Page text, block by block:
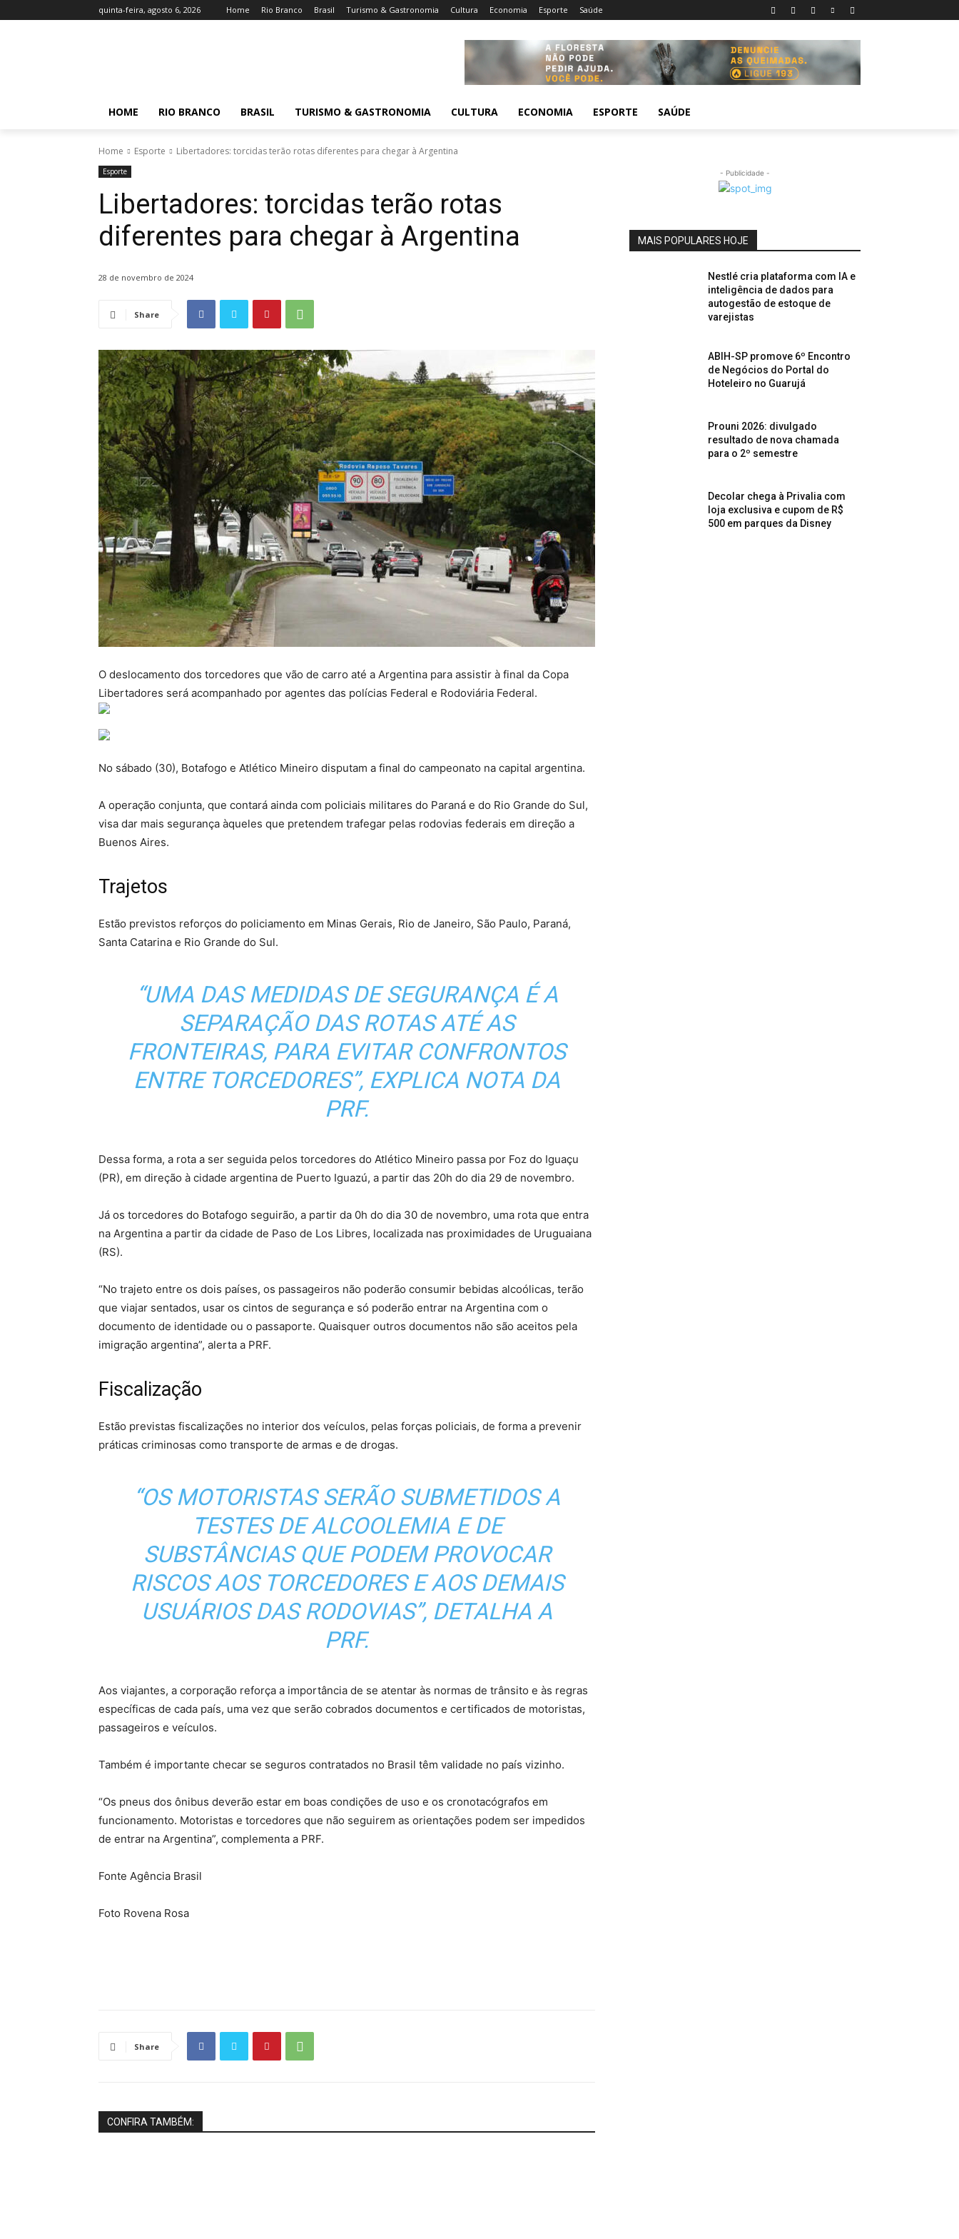
quinta-feira, agosto 6, 2026 Home Rio Branco Brasil Turismo & Gastronomia Cultura Economia Esporte Saúde
HOME RIO BRANCO BRASIL TURISMO & GASTRONOMIA CULTURA ECONOMIA ESPORTE SAÚDE
Home Esporte Libertadores: torcidas terão rotas diferentes para chegar à Argentina
Esporte
Libertadores: torcidas terão rotas
diferentes para chegar à Argentina
28 de novembro de 2024
Share
O deslocamento dos torcedores que vão de carro até a Argentina para assistir à final da Copa
Libertadores será acompanhado por agentes das polícias Federal e Rodoviária Federal.
No sábado (30), Botafogo e Atlético Mineiro disputam a final do campeonato na capital argentina.
A operação conjunta, que contará ainda com policiais militares do Paraná e do Rio Grande do Sul,
visa dar mais segurança àqueles que pretendem trafegar pelas rodovias federais em direção a
Buenos Aires.
Trajetos
Estão previstos reforços do policiamento em Minas Gerais, Rio de Janeiro, São Paulo, Paraná,
Santa Catarina e Rio Grande do Sul.
“UMA DAS MEDIDAS DE SEGURANÇA É A
SEPARAÇÃO DAS ROTAS ATÉ AS
FRONTEIRAS, PARA EVITAR CONFRONTOS
ENTRE TORCEDORES”, EXPLICA NOTA DA
PRF.
Dessa forma, a rota a ser seguida pelos torcedores do Atlético Mineiro passa por Foz do Iguaçu
(PR), em direção à cidade argentina de Puerto Iguazú, a partir das 20h do dia 29 de novembro.
Já os torcedores do Botafogo seguirão, a partir da 0h do dia 30 de novembro, uma rota que entra
na Argentina a partir da cidade de Paso de Los Libres, localizada nas proximidades de Uruguaiana
(RS).
“No trajeto entre os dois países, os passageiros não poderão consumir bebidas alcoólicas, terão
que viajar sentados, usar os cintos de segurança e só poderão entrar na Argentina com o
documento de identidade ou o passaporte. Quaisquer outros documentos não são aceitos pela
imigração argentina”, alerta a PRF.
Fiscalização
Estão previstas fiscalizações no interior dos veículos, pelas forças policiais, de forma a prevenir
práticas criminosas como transporte de armas e de drogas.
“OS MOTORISTAS SERÃO SUBMETIDOS A
TESTES DE ALCOOLEMIA E DE
SUBSTÂNCIAS QUE PODEM PROVOCAR
RISCOS AOS TORCEDORES E AOS DEMAIS
USUÁRIOS DAS RODOVIAS”, DETALHA A
PRF.
Aos viajantes, a corporação reforça a importância de se atentar às normas de trânsito e às regras
específicas de cada país, uma vez que serão cobrados documentos e certificados de motoristas,
passageiros e veículos.
Também é importante checar se seguros contratados no Brasil têm validade no país vizinho.
“Os pneus dos ônibus deverão estar em boas condições de uso e os cronotacógrafos em
funcionamento. Motoristas e torcedores que não seguirem as orientações podem ser impedidos
de entrar na Argentina”, complementa a PRF.
Fonte Agência Brasil
Foto Rovena Rosa
Share
CONFIRA TAMBÉM:
- Publicidade -
MAIS POPULARES HOJE
Nestlé cria plataforma com IA e
inteligência de dados para
autogestão de estoque de
varejistas
ABIH-SP promove 6º Encontro
de Negócios do Portal do
Hoteleiro no Guarujá
Prouni 2026: divulgado
resultado de nova chamada
para o 2º semestre
Decolar chega à Privalia com
loja exclusiva e cupom de R$
500 em parques da Disney